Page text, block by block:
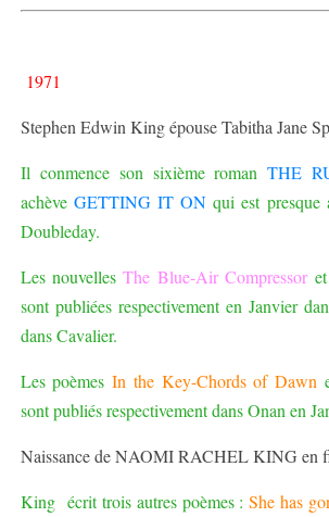
1971
Stephen Edwin King épouse Tabitha Jane
Il conmence son sixième romanTHE
achèveGETTING IT ON qui est presque
Doubleday.
Les nouvellesThe Blue-Air Compressor et
sont publiées respectivement en Janvier
dans Cavalier.
Les poèmesIn the Key-Chords of Dawn
sont publiés respectivement dans Onan en
Naissance de NAOMI RACHEL KING en
King écrit trois autres poèmes :She has